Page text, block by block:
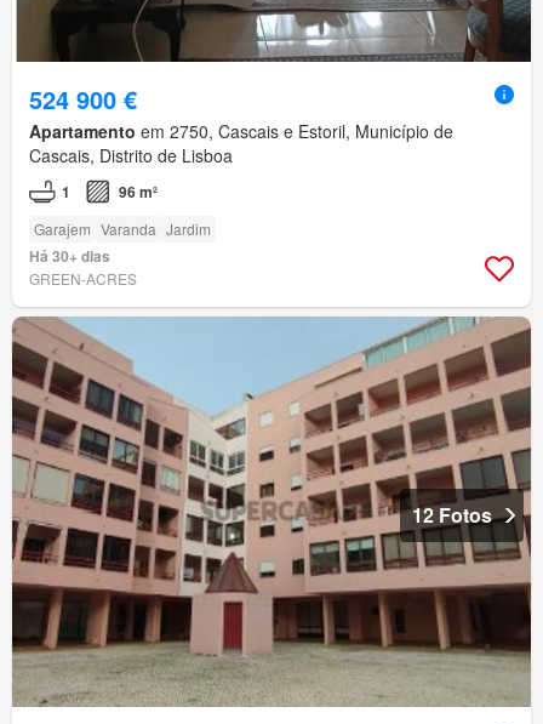
524 900 €
Apartamento em 2750, Cascais e Estoril, Município de
Cascais, Distrito de Lisboa
1 96 m²
Garajem Varanda Jardim
Há 30+ dias
GREEN-ACRES
12 Fotos